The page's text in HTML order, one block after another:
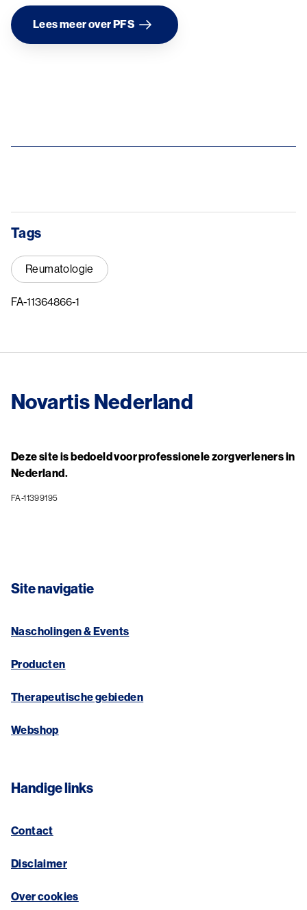
Lees meer over PFS
Tags
Reumatologie
FA-11364866-1
Novartis Nederland
Deze site is bedoeld voor professionele zorgverleners in
Nederland.
FA-11399195
Site navigatie
Nascholingen & Events
Producten
Therapeutische gebieden
Webshop
Handige links
Contact
Disclaimer
Over cookies